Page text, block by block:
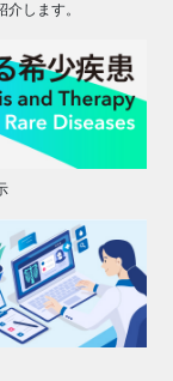
します。